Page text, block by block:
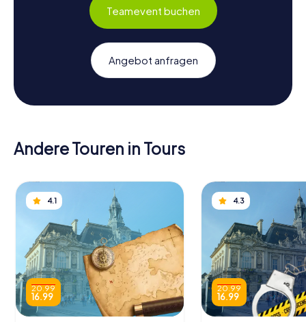
Teamevent buchen
Angebot anfragen
Andere Touren in Tours
4.1
20.99
16.99
4.3
20.99
16.99